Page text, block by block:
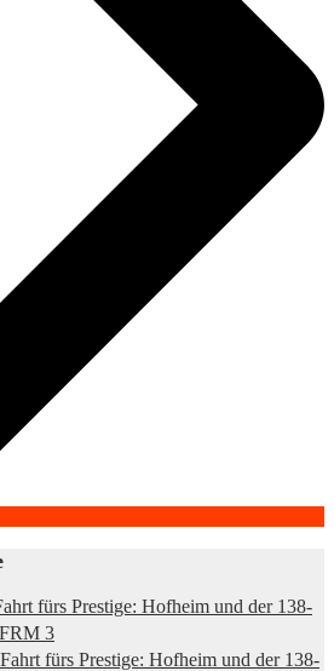
fürs Prestige: Hofheim und der 138-
3
fürs Prestige: Hofheim und der 138-